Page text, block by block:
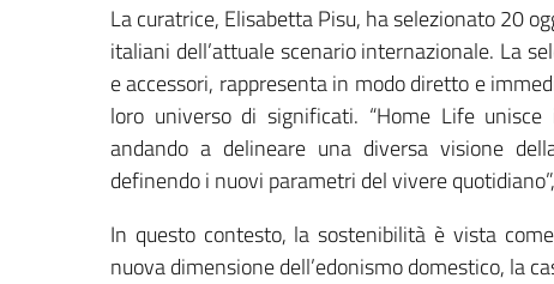
La curatrice, Elisabetta Pisu, ha selezionato 20
italiani dell’attuale scenario internazionale. La
e accessori, rappresenta in modo diretto e
loro universo di significati. “Home Life
andando a delineare una diversa visione
definendo i nuovi parametri del vivere
In questo contesto, la sostenibilità è vista
nuova dimensione dell’edonismo domestico, la